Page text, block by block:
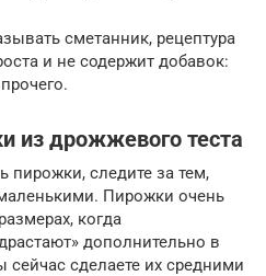
сметанник, рецептура
и не содержит добавок:
из дрожжевого теста
пирожки, следите за тем,
Пирожки очень
когда
дополнительно в
сейчас сделаете их средними